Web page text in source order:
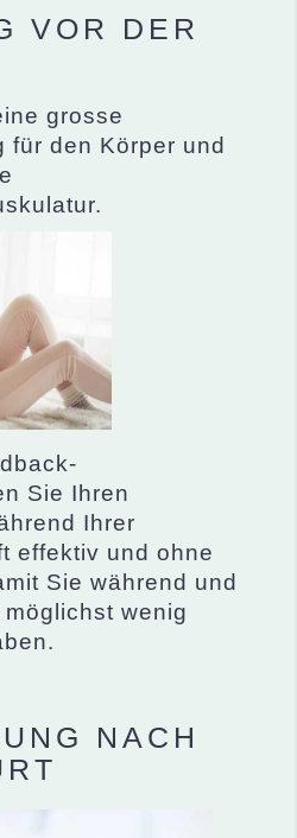
VOR DER
grosse
für den Körper und
Sie Ihren
Ihrer
effektiv und ohne
Sie während und
wenig
NACH